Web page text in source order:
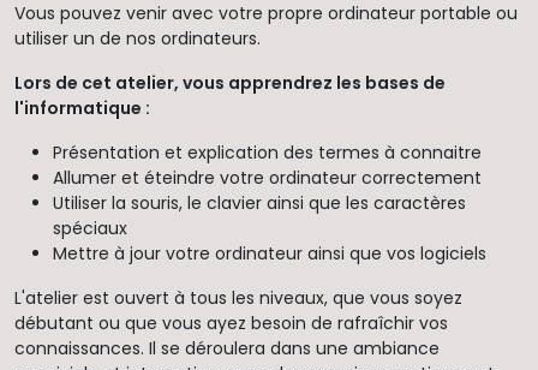
Vous pouvez venir avec votre propre ordinateur portable ou
utiliser un de nos ordinateurs.
Lors de cet atelier, vous apprendrez les bases de
l'informatique :
Présentation et explication des termes à connaitre
Allumer et éteindre votre ordinateur correctement
Utiliser la souris, le clavier ainsi que les caractères
spéciaux
Mettre à jour votre ordinateur ainsi que vos logiciels
L'atelier est ouvert à tous les niveaux, que vous soyez
débutant ou que vous ayez besoin de rafraîchir vos
connaissances. Il se déroulera dans une ambiance